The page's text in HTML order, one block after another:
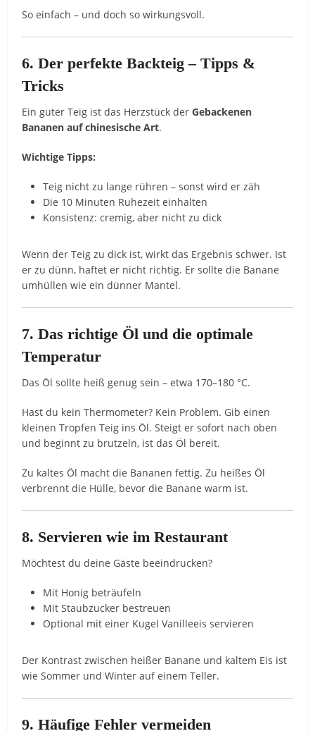
So einfach – und doch so wirkungsvoll.
6. Der perfekte Backteig – Tipps &
Tricks
Ein guter Teig ist das Herzstück derGebackenen
Bananen auf chinesische Art.
Wichtige Tipps:
Teig nicht zu lange rühren – sonst wird er zäh
Die 10 Minuten Ruhezeit einhalten
Konsistenz: cremig, aber nicht zu dick
Wenn der Teig zu dick ist, wirkt das Ergebnis schwer. Ist
er zu dünn, haftet er nicht richtig. Er sollte die Banane
umhüllen wie ein dünner Mantel.
7. Das richtige Öl und die optimale
Temperatur
Das Öl sollte heiß genug sein – etwa 170–180 °C.
Hast du kein Thermometer? Kein Problem. Gib einen
kleinen Tropfen Teig ins Öl. Steigt er sofort nach oben
und beginnt zu brutzeln, ist das Öl bereit.
Zu kaltes Öl macht die Bananen fettig. Zu heißes Öl
verbrennt die Hülle, bevor die Banane warm ist.
8. Servieren wie im Restaurant
Möchtest du deine Gäste beeindrucken?
Mit Honig beträufeln
Mit Staubzucker bestreuen
Optional mit einer Kugel Vanilleeis servieren
Der Kontrast zwischen heißer Banane und kaltem Eis ist
wie Sommer und Winter auf einem Teller.
9. Häufige Fehler vermeiden